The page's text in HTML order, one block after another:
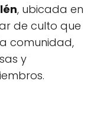
, ubicada en
de culto que
comunidad,
y